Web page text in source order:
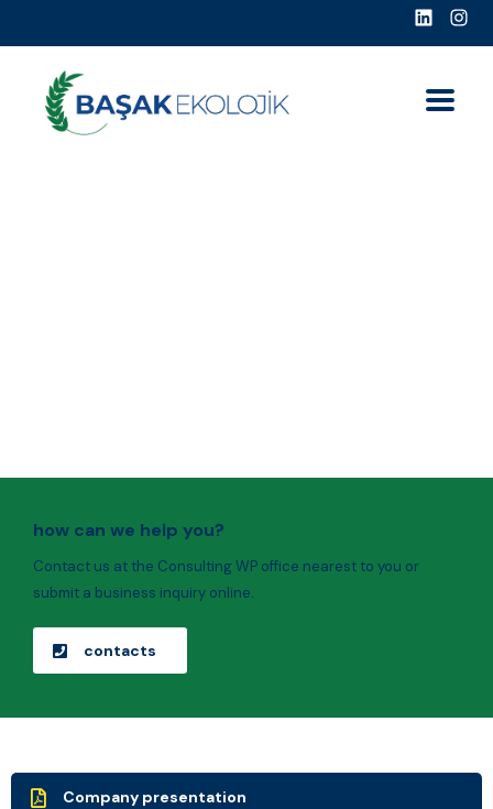
how can we help you?
Contact us at the Consulting WP office nearest to you or
submit a business inquiry online.
contacts
Company presentation